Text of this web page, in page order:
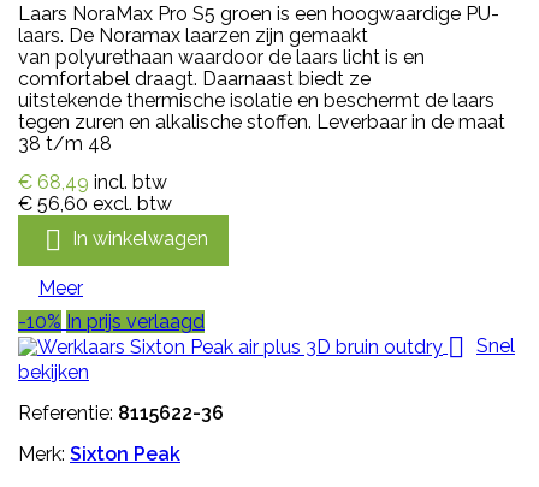
Laars NoraMax Pro S5 groen is een hoogwaardige PU-
laars. De Noramax laarzen zijn gemaakt
van polyurethaan waardoor de laars licht is en
comfortabel draagt. Daarnaast biedt ze
uitstekende thermische isolatie en beschermt de laars
tegen zuren en alkalische stoffen. Leverbaar in de maat
38 t/m 48
€ 68,49 incl. btw
€ 56,60 excl. btw
 In winkelwagen
Meer
-10% In prijs verlaagd
 Snel
bekijken
Referentie: 8115622-36
Merk: Sixton Peak